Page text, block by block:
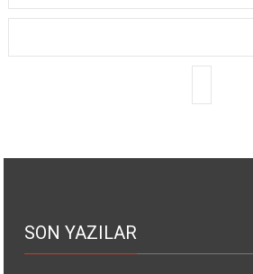
SON YAZILAR